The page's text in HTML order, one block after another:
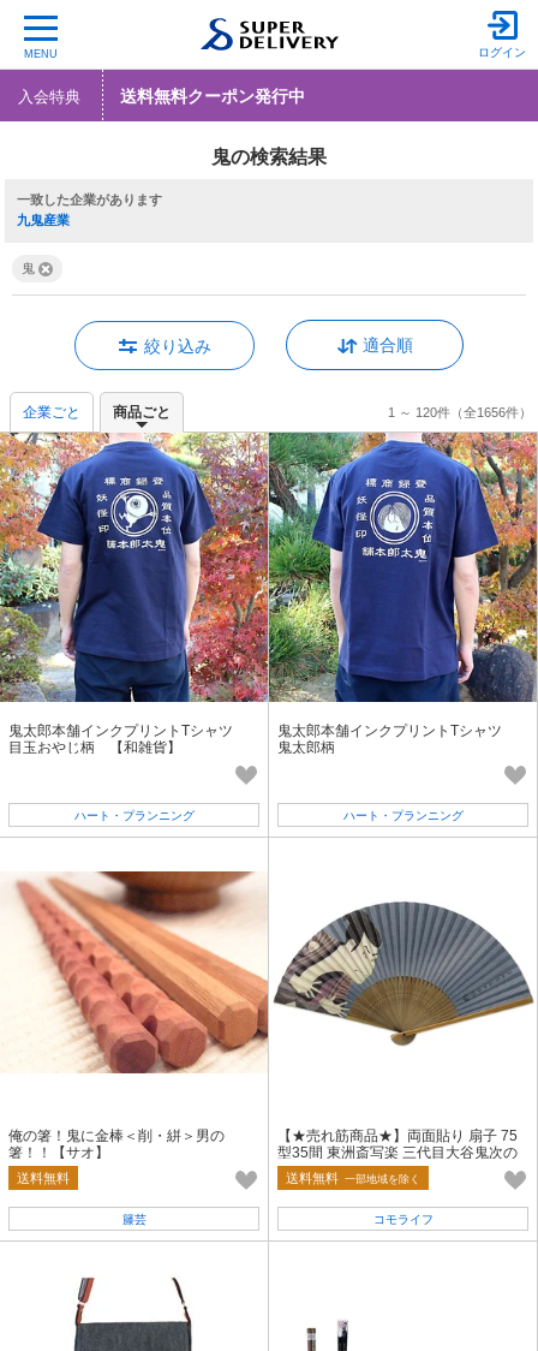
MENU ログイン
入会特典 送料無料クーポン発行中
鬼の検索結果
一致した企業
九鬼産業
鬼
絞り込み 適合順
企業ごと 商品ごと 1 ～ 120件（全1656件）
鬼太郎本舗インクプリントTシャツ
目玉おやじ柄 【和雑貨】
ハート・プランニング
鬼太郎本舗インクプリントTシャツ
鬼太郎柄
ハート・プランニング
俺の箸！鬼に金棒＜削・絣＞男の
箸！！【サオ】
送料無料
籐芸
【★売れ筋商品★】両面貼り 扇子 75
型35間 東洲斎写楽 三代目大谷鬼次の
江戸兵衛 AW305
送料無料 一部地域を除く
コモライフ